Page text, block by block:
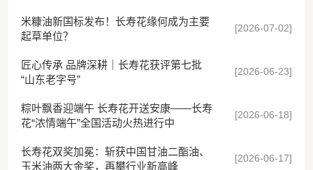
米糠油新国标发布！长寿花缘何成为主要
起草单位？
[2026-07-02]
匠心传承 品牌深耕｜长寿花获评第七批
“山东老字号”
[2026-06-23]
粽叶飘香迎端午 长寿花开送安康——长寿
花“浓情端午”全国活动火热进行中
[2026-06-18]
长寿花双奖加冕：斩获中国甘油二酯油、
玉米油两大金奖，再攀行业新高峰
[2026-06-17]